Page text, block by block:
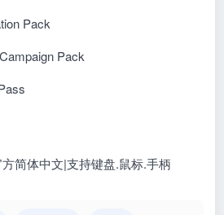
Pack
Pack
简体中文|支持键盘.鼠标.手柄